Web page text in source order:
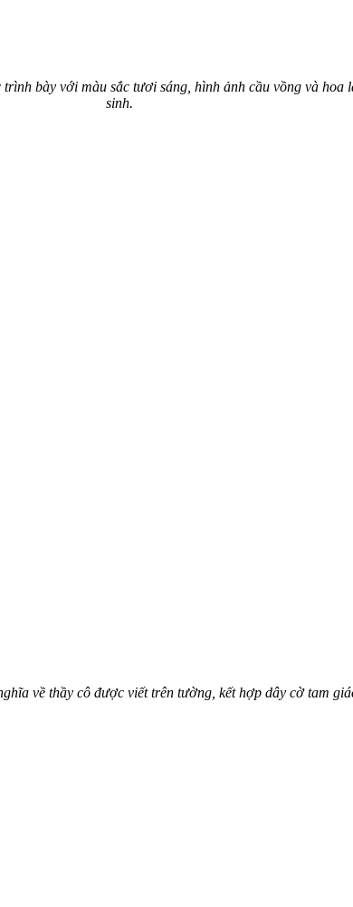
bày với màu sắc tươi sáng, hình ảnh cầu vồng và
sinh.
về thầy cô được viết trên tường, kết hợp dây cờ tam